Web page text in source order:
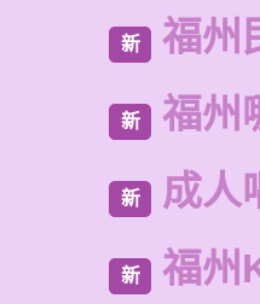
新 福州
新 福州
新 成人
新 福州